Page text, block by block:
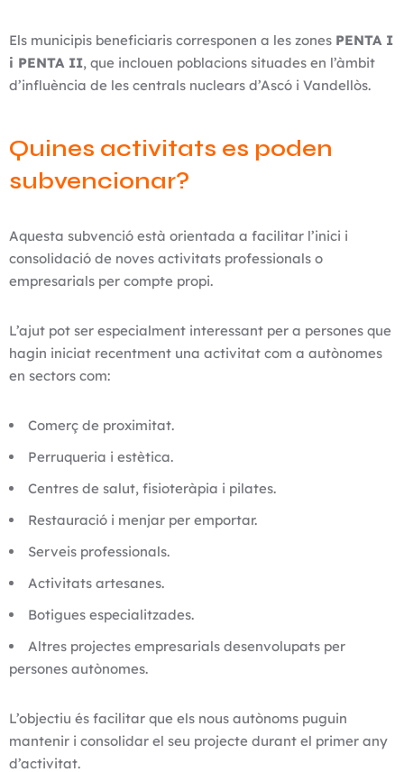
Els municipis beneficiaris corresponen a les zones PENTA I
i PENTA II, que inclouen poblacions situades en l’àmbit
d’influència de les centrals nuclears d’Ascó i Vandellòs.
Quines activitats es poden
subvencionar?
Aquesta subvenció està orientada a facilitar l’inici i
consolidació de noves activitats professionals o
empresarials per compte propi.
L’ajut pot ser especialment interessant per a persones que
hagin iniciat recentment una activitat com a autònomes
en sectors com:
Comerç de proximitat.
Perruqueria i estètica.
Centres de salut, fisioteràpia i pilates.
Restauració i menjar per emportar.
Serveis professionals.
Activitats artesanes.
Botigues especialitzades.
Altres projectes empresarials desenvolupats per
persones autònomes.
L’objectiu és facilitar que els nous autònoms puguin
mantenir i consolidar el seu projecte durant el primer any
d’activitat.